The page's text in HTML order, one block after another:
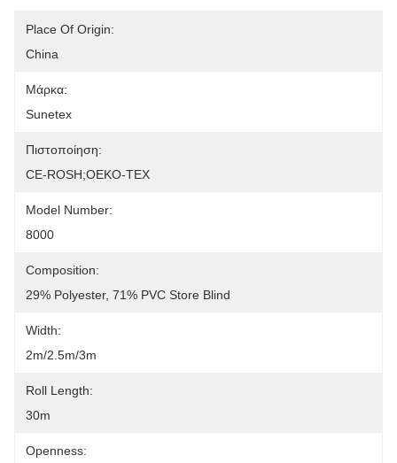
Place Of Origin:
China
Μάρκα:
Sunetex
Πιστοποίηση:
CE-ROSH;OEKO-TEX
Model Number:
8000
Composition:
29% Polyester, 71% PVC Store Blind
Width:
2m/2.5m/3m
Roll Length:
30m
Openness: